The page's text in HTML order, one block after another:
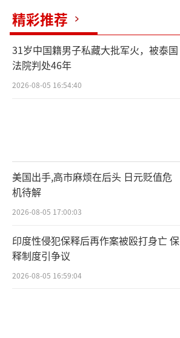
精彩推荐
31岁中国籍男子私藏大批军火，被泰国
法院判处46年
2026-08-05 16:54:40
美国出手,高市麻烦在后头 日元贬值危
机待解
2026-08-05 17:00:03
印度性侵犯保释后再作案被殴打身亡 保
释制度引争议
2026-08-05 16:59:04